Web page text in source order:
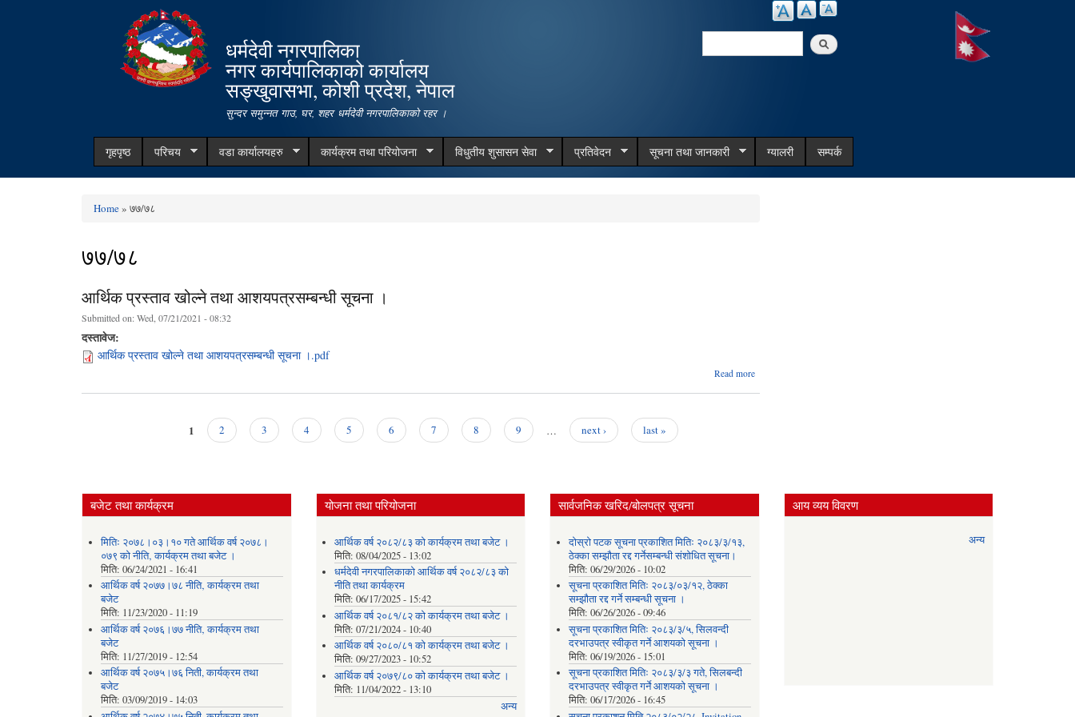
धर्मदेवी नगरपालिका
नगर कार्यपालिकाको कार्यालय
सङ्खुवासभा, कोशी प्रदेश, नेपाल
सुन्दर समुन्नत गाउ, घर, शहर धर्मदेवी नगरपालिकाको रहर ।
Search
गृहपृष्ठ परिचय वडा कार्यालयहरु कार्यक्रम तथा परियोजना विधुतीय शुसासन सेवा प्रतिवेदन सूचना तथा जानकारी ग्यालरी सम्पर्क
Home» ७७/७८
७७/७८
आर्थिक प्रस्ताव खोल्ने तथा आशयपत्रसम्बन्धी सूचना ।
Submitted on:Wed, 07/21/2021 - 08:32
दस्तावेज:
आर्थिक प्रस्ताव खोल्ने तथा आशयपत्रसम्बन्धी सूचना ।.pdf
Read more
1 2 3 4 5 6 7 8 9 … next › last »
बजेट तथा कार्यक्रम
मितिः २०७८।०३।१० गते आर्थिक वर्ष २०७८।
०७९ को नीति‚ कार्यक्रम तथा बजेट ।
मिति: 06/24/2021 - 16:41
आर्थिक वर्ष २०७७।७८ नीति‚ कार्यक्रम तथा
बजेट
मिति: 11/23/2020 - 11:19
आर्थिक वर्ष २०७६।७७ नीति‚ कार्यक्रम तथा
बजेट
मिति: 11/27/2019 - 12:54
आर्थिक वर्ष २०७५।७६ निती, कार्यक्रम तथा
बजेट
मिति: 03/09/2019 - 14:03
योजना तथा परियोजना
आर्थिक वर्ष २०८२/८३ को कार्यक्रम तथा बजेट ।
मिति:08/04/2025 - 13:02
धर्मदेवी नगरपालिकाको आर्थिक वर्ष २०८२/८३ को
नीति तथा कार्यक्रम
मिति:06/17/2025 - 15:42
आर्थिक वर्ष २०८१/८२ को कार्यक्रम तथा बजेट ।
मिति:07/21/2024 - 10:40
आर्थिक वर्ष २०८०/८१ को कार्यक्रम तथा बजेट ।
मिति:09/27/2023 - 10:52
आर्थिक वर्ष २०७९/८० को कार्यक्रम तथा बजेट ।
मिति: 11/04/2022 - 13:10
अन्य
सार्वजनिक खरिद/बोलपत्र सूचना
दोस्रो पटक सूचना प्रकाशित मितिः २०८३/३/१३,
ठेक्का सम्झौता रद्द गर्नेसम्बन्धी संशोधित सूचना।
मिति: 06/29/2026 - 10:02
सूचना प्रकाशित मितिः २०८३/०३/१२, ठेक्का
सम्झौता रद्द गर्ने सम्बन्धी सूचना ।
मिति: 06/26/2026 - 09:46
सूचना प्रकाशित मितिः २०८३/३/५, सिलवन्दी
दरभाउपत्र स्वीकृत गर्ने आशयको सूचना ।
मिति: 06/19/2026 - 15:01
सूचना प्रकाशित मितिः २०८३/३/३ गते, सिलबन्दी
दरभाउपत्र स्वीकृत गर्ने आशयको सूचना ।
मिति: 06/17/2026 - 16:45
आय व्यय विवरण
अन्य